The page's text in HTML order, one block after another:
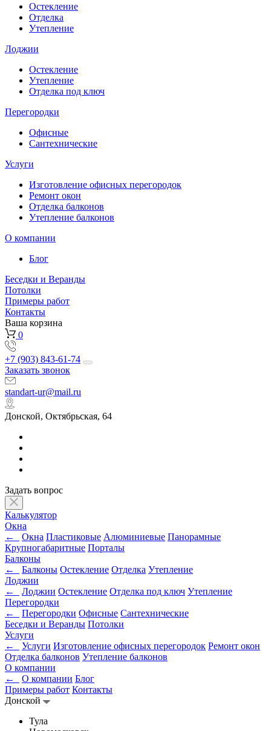
Остекление
Отделка
Утепление
Лоджии
Остекление
Утепление
Отделка под ключ
Перегородки
Офисные
Сантехнические
Услуги
Изготовление офисных перегородок
Ремонт окон
Отделка балконов
Утепление балконов
О компании
Блог
Беседки и Веранды
Потолки
Примеры работ
Контакты
Ваша корзина
0
+7 (903) 843-61-74
Заказать звонок
standart-ur@mail.ru
Донской, Октябрьская, 64
Задать вопрос
Калькулятор
Окна
←
Окна Пластиковые Алюминиевые Панорамные
Крупногабаритные Порталы
Балконы
←
Балконы Остекление Отделка Утепление
Лоджии
←
Лоджии Остекление Отделка под ключ Утепление
Перегородки
←
Перегородки Офисные Сантехнические
Беседки и Веранды Потолки
Услуги
←
Услуги Изготовление офисных перегородок Ремонт окон
Отделка балконов Утепление балконов
О компании
←
О компании Блог
Примеры работ Контакты
Донской
Тула